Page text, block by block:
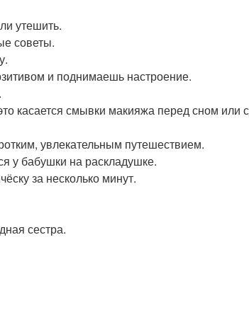
утешить.
советы.
и поднимаешь настроение.
касается смывки макияжа перед сном или
увлекательным путешествием.
у бабушки на раскладушке.
за несколько минут.
сестра.